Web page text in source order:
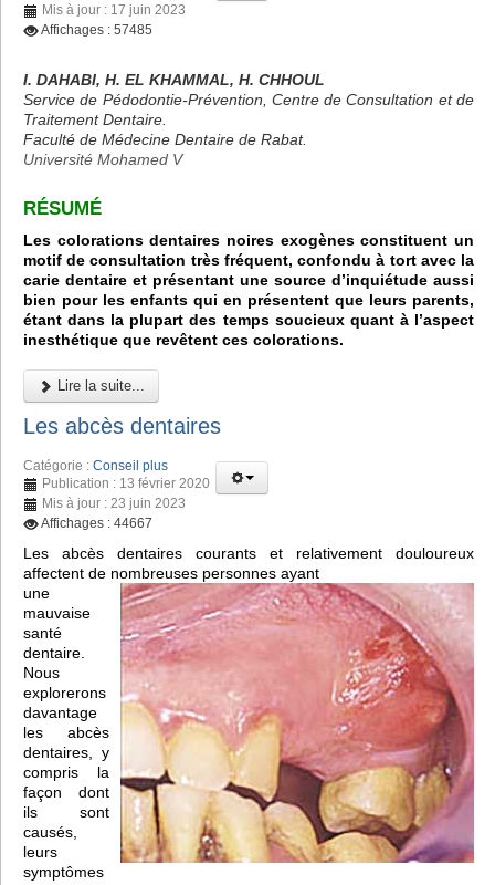
Mis à jour : 17 juin 2023
Affichages : 57485
I. DAHABI, H. EL KHAMMAL, H. CHHOUL
Service de Pédodontie-Prévention, Centre de Consultation et de
Traitement Dentaire.
Faculté de Médecine Dentaire de Rabat.
Université Mohamed V
RÉSUMÉ
Les colorations dentaires noires exogènes constituent un
motif de consultation très fréquent, confondu à tort avec la
carie dentaire et présentant une source d’inquiétude aussi
bien pour les enfants qui en présentent que leurs parents,
étant dans la plupart des temps soucieux quant à l’aspect
inesthétique que revêtent ces colorations.
Lire la suite...
Les abcès dentaires
Catégorie : Conseil plus
Publication : 13 février 2020
Mis à jour : 23 juin 2023
Affichages : 44667
Les abcès dentaires courants et relativement douloureux
affectent de nombreuses personnes ayant
une
mauvaise
santé
dentaire.
Nous
explorerons
davantage
les abcès
dentaires, y
compris la
façon dont
ils sont
causés,
leurs
symptômes